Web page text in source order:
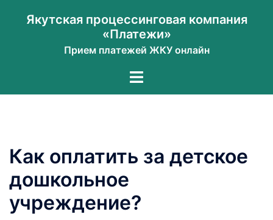
Якутская процессинговая компания
«Платежи»
Прием платежей ЖКУ онлайн
Переключатель
Как оплатить за детское
дошкольное
учреждение?